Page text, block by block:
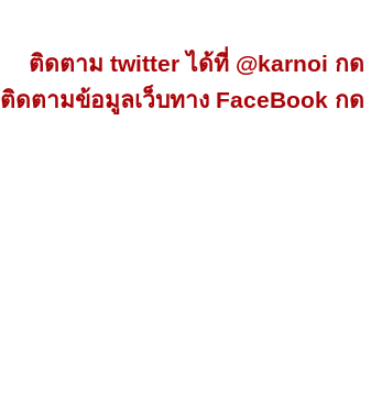
ติดตาม twitter ได้ที่ @karnoi กด
ติดตามข้อมูลเว็บทาง FaceBook กด